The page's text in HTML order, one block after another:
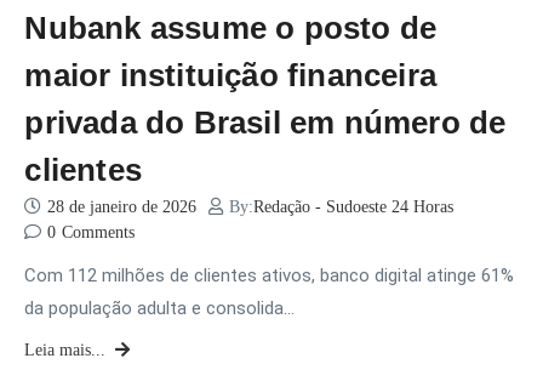
Nubank assume o posto de
maior instituição financeira
privada do Brasil em número de
clientes
28 de janeiro de 2026 By:Redação - Sudoeste 24 Horas
0 Comments
Com 112 milhões de clientes ativos, banco digital atinge 61%
da população adulta e consolida…
Leia mais...